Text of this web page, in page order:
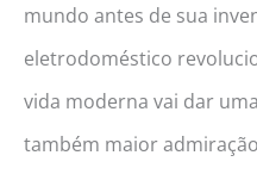
mundo antes de sua
eletrodoméstico
vida moderna vai dar
também maior